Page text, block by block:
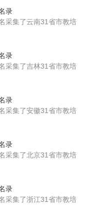
录
采集了云南31省市教培
录
采集了吉林31省市教培
录
采集了安徽31省市教培
录
采集了北京31省市教培
录
采集了浙江31省市教培